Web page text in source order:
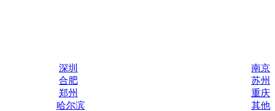
深圳
南京
合肥
苏州
郑州
重庆
哈尔滨
其他